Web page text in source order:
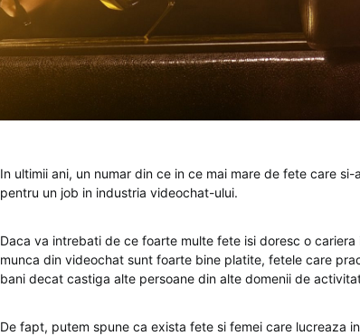
In ultimii ani, un numar din ce in ce mai mare de fete care
pentru un job in industria videochat-ului.
Daca va intrebati de ce foarte multe fete isi doresc o
munca din videochat sunt foarte bine platite, fetele care
bani decat castiga alte persoane din alte domenii de
De fapt, putem spune ca exista fete si femei care lucreaza